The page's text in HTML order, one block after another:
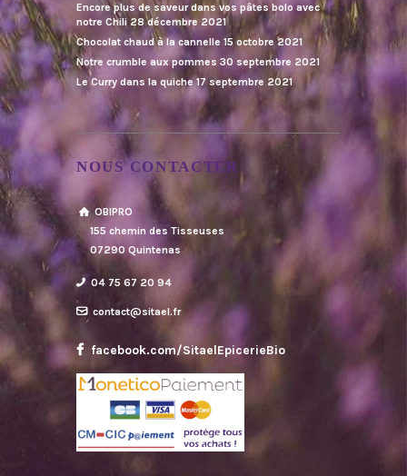
Encore plus de saveur dans vos pâtes bolo avec
notre Chili 28 décembre 2021
Chocolat chaud à la cannelle 15 octobre 2021
Notre crumble aux pommes 30 septembre 2021
Le Curry dans la quiche 17 septembre 2021
NOUS CONTACTER
OBIPRO
155 chemin des Tisseuses
07290 Quintenas
04 75 67 20 94
contact@sitael.fr
facebook.com/SitaelEpicerieBio